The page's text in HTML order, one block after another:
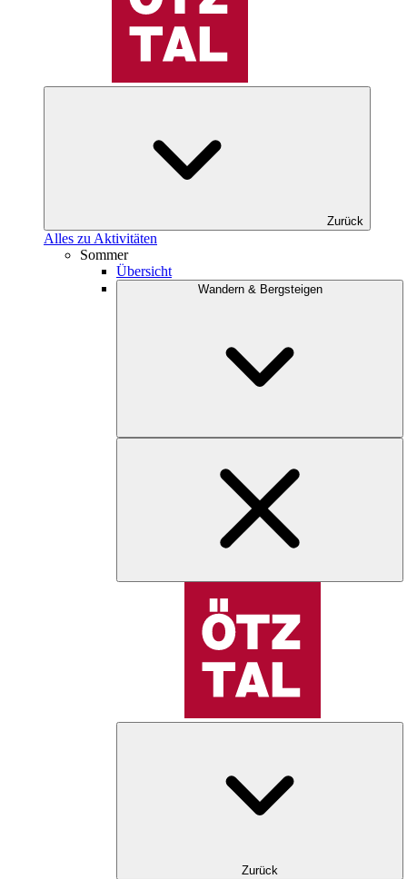
Zurück
Alles zu Aktivitäten
Sommer
Übersicht
Wandern & Bergsteigen
Zurück